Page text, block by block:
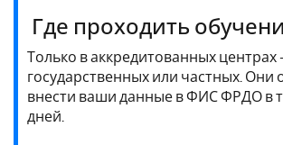
Где проходить
Только в аккредитованных
государственных или частных. Они
внести ваши данные в ФИС ФРДО в
дней.